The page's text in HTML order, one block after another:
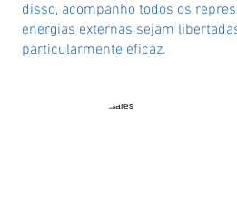
disso, acompanho todos os
energias externas sejam
particularmente eficaz.